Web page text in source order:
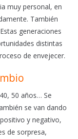
muy personal, en
También
generaciones
distintas
de envejecer.
50 años… Se
se van dando
y negativo,
de sorpresa,